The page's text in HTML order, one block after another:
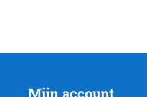
Mijn account